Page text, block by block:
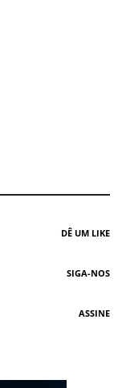
DÊ UM LIKE
SIGA-NOS
ASSINE